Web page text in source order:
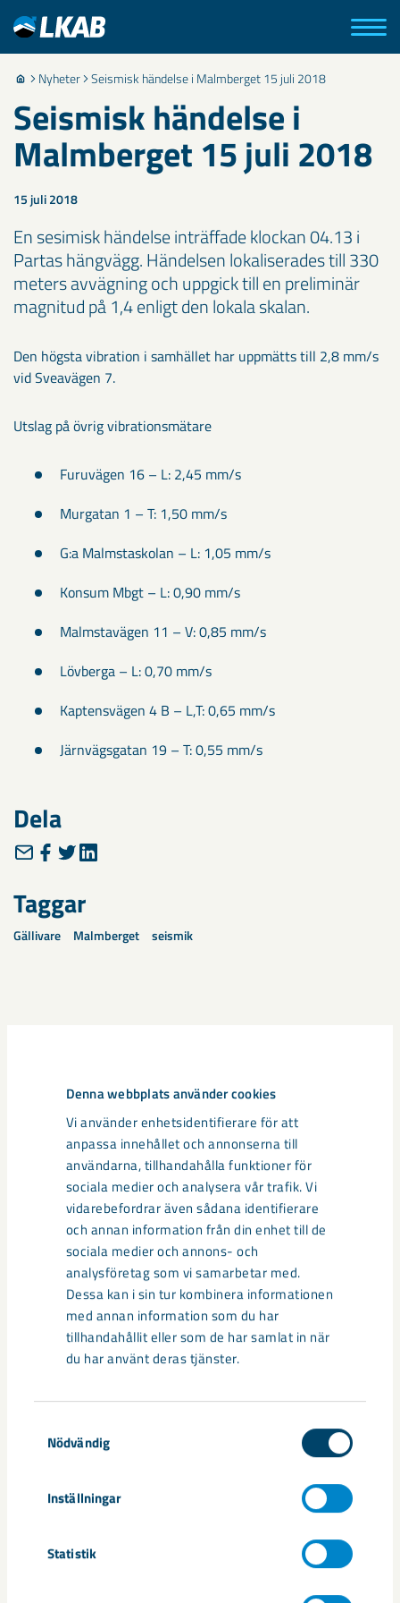
Denna webbplats använder cookies
Vi använder enhetsidentifierare för att
anpassa innehållet och annonserna till
användarna, tillhandahålla funktioner för
sociala medier och analysera vår trafik. Vi
vidarebefordrar även sådana identifierare
och annan information från din enhet till de
sociala medier och annons- och
analysföretag som vi samarbetar med.
Dessa kan i sin tur kombinera informationen
med annan information som du har
tillhandahållit eller som de har samlat in när
du har använt deras tjänster.
Nödvändig
Inställningar
Statistik
Nyheter Seismisk händelse i Malmberget 15 juli 2018
Seismisk händelse i
Malmberget 15 juli 2018
15 juli 2018
En sesimisk händelse inträffade klockan 04.13 i
Partas hängvägg. Händelsen lokaliserades till 330
meters avvägning och uppgick till en preliminär
magnitud på 1,4 enligt den lokala skalan.
Den högsta vibration i samhället har uppmätts till 2,8 mm/s
vid Sveavägen 7.
Utslag på övrig vibrationsmätare
Furuvägen 16 – L: 2,45 mm/s
Murgatan 1 – T: 1,50 mm/s
G:a Malmstaskolan – L: 1,05 mm/s
Konsum Mbgt – L: 0,90 mm/s
Malmstavägen 11 – V: 0,85 mm/s
Lövberga – L: 0,70 mm/s
Kaptensvägen 4 B – L,T: 0,65 mm/s
Järnvägsgatan 19 – T: 0,55 mm/s
Dela
Taggar
Gällivare Malmberget seismik
Så kan humanoida robotar öka
Utvecklingen av humanoida robotar, människoliknande
robotar med armar och ben, går snabbt. I takt med att